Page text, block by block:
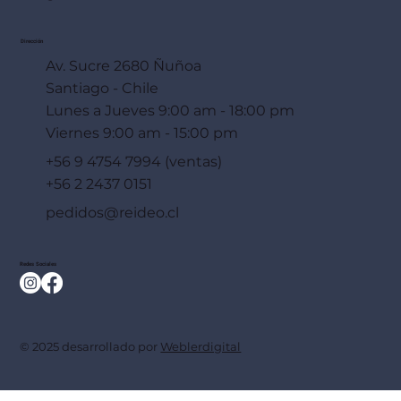
Dirección
Av. Sucre 2680 Ñuñoa
Santiago - Chile
Lunes a Jueves 9:00 am - 18:00 pm
Viernes 9:00 am - 15:00 pm
+56 9 4754 7994 (ventas)
+56 2 2437 0151
pedidos@reideo.cl
Redes Sociales
© 2025 desarrollado por Weblerdigital